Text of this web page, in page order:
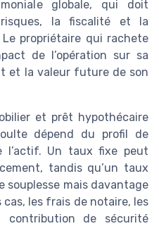
globale, qui doit
la fiscalité et la
propriétaire qui rachete
de l’opération sur sa
et la valeur future de son
et prêt hypothécaire
dépend du profil de
Un taux fixe peut
tandis qu’un taux
souplesse mais davantage
les frais de notaire, les
de sécurité